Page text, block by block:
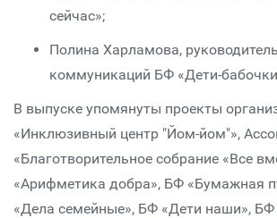
сейчас»;
Полина Харламова,
коммуникаций БФ «Дети-
В выпуске упомянуты проекты
«Инклюзивный центр "Йом-йом"»,
«Благотворительное собрание «Все
«Арифметика добра», БФ «Бумажная
«Дела семейные», БФ «Дети наши»,